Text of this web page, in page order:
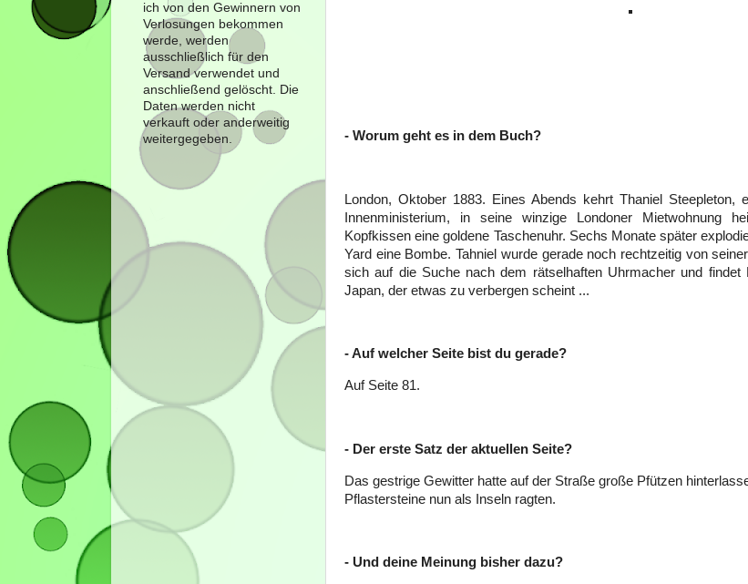
- Worum geht es in dem Buch?
London, Oktober 1883. Eines Abends kehrt Thaniel Steepleton,
Innenministerium, in seine winzige Londoner Mietwohnung
Kopfkissen eine goldene Taschenuhr. Sechs Monate später
Yard eine Bombe. Tahniel wurde gerade noch rechtzeitig von
sich auf die Suche nach dem rätselhaften Uhrmacher und findet
Japan, der etwas zu verbergen scheint ...
- Auf welcher Seite bist du gerade?
Auf Seite 81.
- Der erste Satz der aktuellen Seite?
Das gestrige Gewitter hatte auf der Straße große Pfützen
Pflastersteine nun als Inseln ragten.
- Und deine Meinung bisher dazu?
ich von den Gewinnern von
Verlosungen bekommen
werde, werden
ausschließlich für den
Versand verwendet und
anschließend gelöscht. Die
Daten werden nicht
verkauft oder anderweitig
weitergegeben.